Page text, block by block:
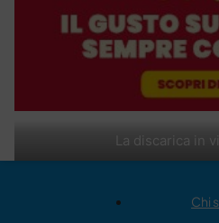
La discarica in
Chi